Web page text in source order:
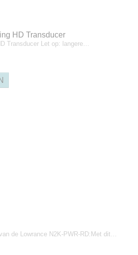
HD Transducer
Transducer Let op: langere…
de Lowrance N2K-PWR-RD:Met dit…